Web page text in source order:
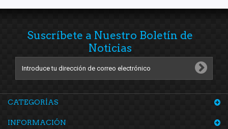
Suscríbete a Nuestro Boletín de
Noticias
CATEGORÍAS
INFORMACIÓN